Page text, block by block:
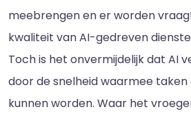
meebrengen en er worden
kwaliteit van AI-gedreven
Toch is het onvermijdelijk dat AI
door de snelheid waarmee
kunnen worden. Waar het